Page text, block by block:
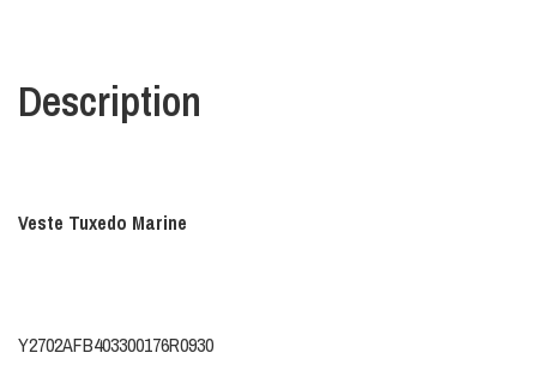
Description
Veste Tuxedo Marine
Y2702AFB403300176R0930